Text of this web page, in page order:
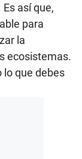
así que,
para
la
ecosistemas.
lo que debes